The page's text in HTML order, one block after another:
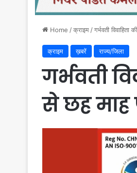
Home /क्राइम /गर्भवती
क्राइम ख़बरें राज्य/जिला
गर्भवती
से छह माह